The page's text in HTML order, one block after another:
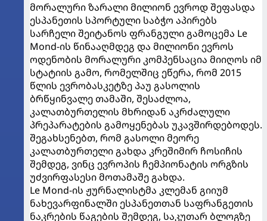
მორალური ზარალი მილიონ ევროდ შეფასდა
ესპანეთის სპორტული საბჭო აპირებს
სარჩელი შეიტანოს ფრანგული გამოცემა Le
Mond-ის წინააღმდეგ და მილიონი ევროს
ოდენობის მორალური კომპენსაცია მიიღოს იმ
სტატიის გამო, რომელშიც ეწერა, რომ 2015
წლის ევრობასკეტზე პაუ გასოლის
ბრწყინვალე თამაში, შესაძლოა,
კალათბურთელის მხრიდან აკრძალული
პრეპარატების გამოყენებას უკავშირდებოდეს.
შეგახსენებთ, რომ გასოლი მეორე
კალათბურთელი გახდა კრეშიმირ ჩოსიჩის
შემდეგ, ვინც ევროპის ჩემპიონატის ორგზის
უძვირფასესი მოთამაშე გახდა.
Le Mond-ის ჟურნალისტმა კლემან გიიუმ
ნახევარფინალში ესპანეთთან საფრანგეთის
ნაკრების წაგების შემდეგ, საკუთარ ბლოგზე